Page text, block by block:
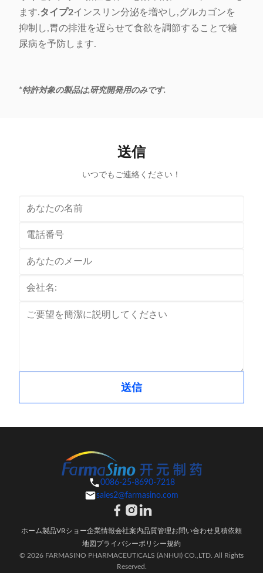
ます.タイプ2インスリン分泌を増やし,グルカゴンを
抑制し,胃の排泄を遅らせて食欲を調節することで糖
尿病を予防します.
*特許対象の製品は,研究開発用のみです.
送信
いつでもご連絡ください！
送信
0086-25-8690-7218
sales2@farmasino.com
ホーム製品VRショー企業情報会社案内品質管理お問い合わせ見積依頼
地図 プライバシーポリシー規約
© 2026 FARMASINO PHARMACEUTICALS (ANHUI) CO.,LTD. All Rights
Reserved.